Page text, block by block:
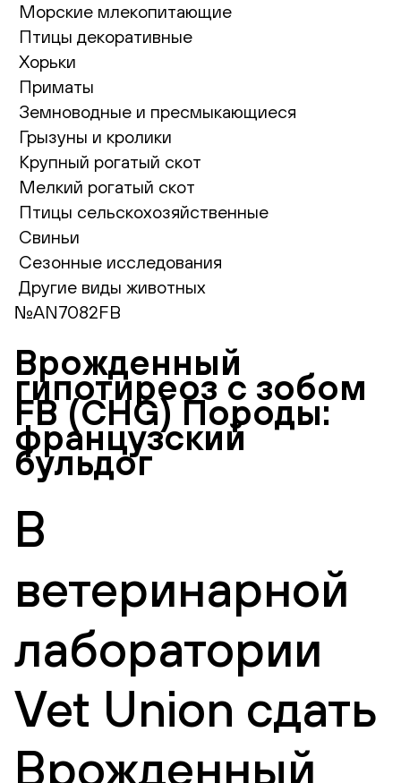
Морские млекопитающие
Птицы декоративные
Хорьки
Приматы
Земноводные и пресмыкающиеся
Грызуны и кролики
Крупный рогатый скот
Мелкий рогатый скот
Птицы сельскохозяйственные
Свиньи
Сезонные исследования
Другие виды животных
№AN7082FB
Врожденный
гипотиреоз с зобом
FB (CHG) Породы:
французский
бульдог
В
ветеринарной
лаборатории
Vet Union сдать
Врожденный